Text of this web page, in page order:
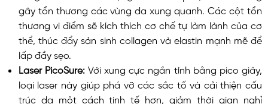
gây tổn thương các vùng da xung quanh. Các cột tổn
thương vi điểm sẽ kích thích cơ chế tự làm lành của cơ
thể, thúc đẩy sản sinh collagen và elastin mạnh mẽ để
lấp đầy sẹo.
Laser PicoSure:Với xung cực ngắn tính bằng pico giây,
loại laser này giúp phá vỡ các sắc tố và cải thiện cấu
trúc da một cách tinh tế hơn, giảm thời gian nghỉ